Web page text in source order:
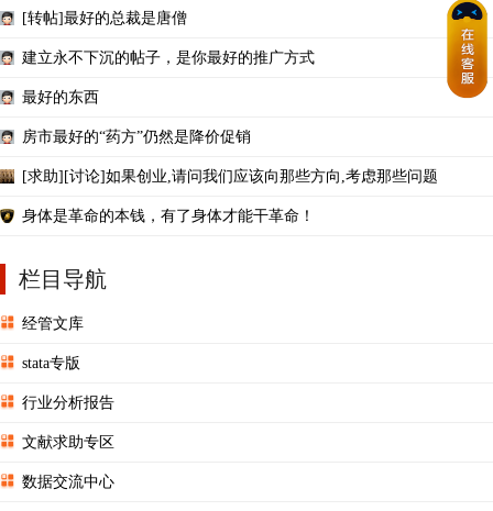
[转帖]最好的总裁是唐僧
建立永不下沉的帖子，是你最好的推广方式
最好的东西
房市最好的“药方”仍然是降价促销
[求助][讨论]如果创业,请问我们应该向那些方向,考虑那些问题
身体是革命的本钱，有了身体才能干革命！
栏目导航
经管文库
stata专版
行业分析报告
文献求助专区
数据交流中心